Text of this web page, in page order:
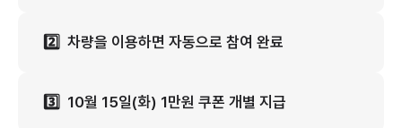
2️⃣ 차량을 이용하면 자동으로 참여 완료
3️⃣ 10월 15일(화) 1만원 쿠폰 개별 지급